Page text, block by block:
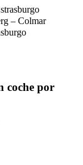
– Colmar
coche por